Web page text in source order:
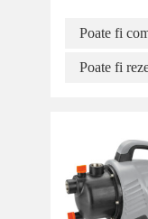
Poate fi
Poate fi